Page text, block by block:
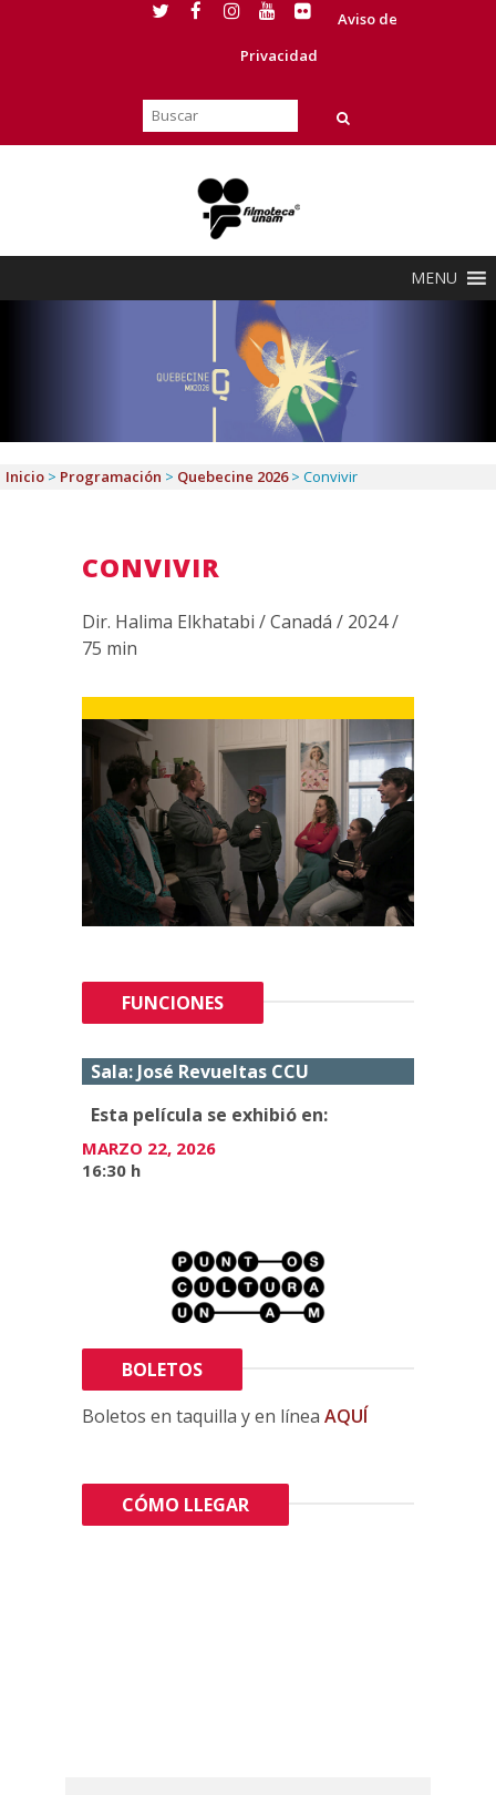
Aviso de
Privacidad
MENU
Inicio > Programación > Quebecine 2026> Convivir
CONVIVIR
Dir. Halima Elkhatabi / Canadá / 2024 /
75 min
FUNCIONES
Sala: José Revueltas CCU
Esta película se exhibió en:
MARZO 22, 2026
16:30 h
BOLETOS
Boletos en taquilla y en línea AQUÍ
CÓMO LLEGAR